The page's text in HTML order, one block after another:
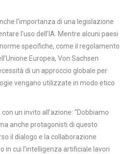
l'importanza di una legislazione
l'uso dell’IA. Mentre alcuni paesi
specifiche, come il regolamento
Europea, Von Sachsen
di un approccio globale per
vengano utilizzate in modo etico
un invito all’azione: “Dobbiamo
anche protagonisti di questo
il dialogo e la collaborazione
in cui l’intelligenza artificiale lavori